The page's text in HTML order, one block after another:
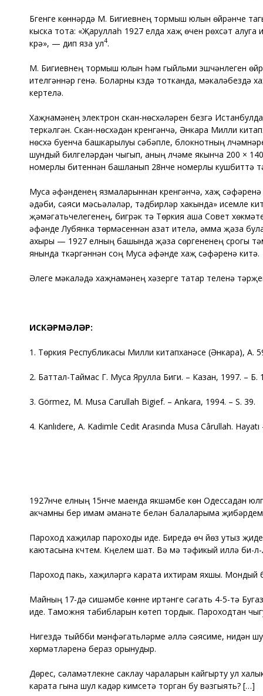
Бүгенге көннәрдә М. Бигиевнең тормыш юлын өйрәнүче
кыска тота: «Җаруллаһ 1927 елда хаҗ өчен рөхсәт
күрә», — дип яза ул4.
М. Бигиевнең тормыш юлын һәм гыйльми эшчәнлеген
ителгәннәр генә. Боларны күздә тотканда,
кертелә.
Хаҗнамәнең электрон скан-нөсхәләрен безгә
теркәлгән. Скан-нөсхәдән күренгәнчә, Әнкара Милли
нөсхә буенча башкарылуы сәбәпле, блокнотның
шундый билгеләрдән чыгып, аның үлчәме якынча 200 ×
номерлы битеннән башланып 28нче номерлы кушбиттә
Муса әфәнденең язмаларыннан күренгәнчә, хаҗ
әдәби, сәяси мәсьәләләр, тәдбирләр хакында» исемле
җәмәгатьчелегенең, бигрәк тә Төркия аша Совет
әфәнде Лубянка төрмәсеннән азат ителә, әмма җәза
ахыры — 1927 елның башында җәза сөргененең срогы
янында үткәргәннән соң Муса әфәнде хаҗ сәфәренә китә.
Әлеге мәкаләдә хаҗнамәнең хәзерге татар теленә
ИСКӘРМӘЛӘР:
1. Төркия Республикасы Милли китапханәсе (Әнкара), А.
2. Баттал-Таймас Г. Муса Ярулла Биги. – Казан, 1997. – Б.
3. Görmez, M. Musa Carullah Bigief. – Ankara, 1994. – S. 39.
4. Kanlıdere, A. Kadimle Cedit Arasında Musa Cârullah.
1927нче елның 15нче маенда якшәмбе көн Одессадан
акчамны бер имам әманәте белән балаларыма
Пароход хаҗилар пароходы иде. Биредә өч йөз утыз
каютасына күчтем. Күңелем шат. Вә мә тәүфикый иллә би-
Пароход пакь, хаҗиләргә карата ихтирам яхшы. Мондый
Майның 17-дә сишәмбе көнне иртәнге сәгать 4-5-тә Бугаз
иде. Таможня табибларын көтеп тордык. Пароходтан
Нигездә тыйбби мәнфәгатьләрме әллә сәясиме, нидән
хөрмәтләренә бераз орынудыр.
Дөрес, сәламәтлекне саклау чараларын кайгырту ул
карата гына шул кадәр кимсетә торган бу вәзгыять? […]